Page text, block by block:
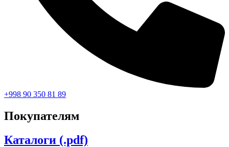
+998 90 350 81 89
Покупателям
Каталоги (.pdf)